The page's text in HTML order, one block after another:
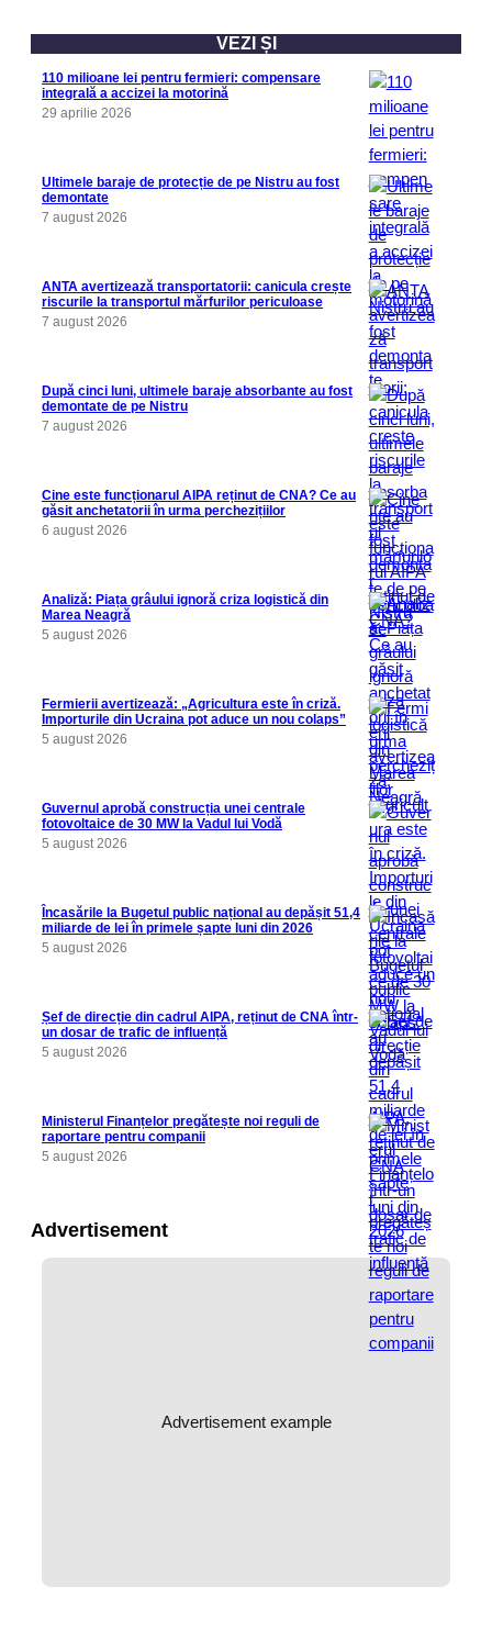
VEZI ȘI
110 milioane lei pentru fermieri: compensare
integrală a accizei la motorină
29 aprilie 2026
Ultimele baraje de protecție de pe Nistru au fost
demontate
7 august 2026
ANTA avertizează transportatorii: canicula crește
riscurile la transportul mărfurilor periculoase
7 august 2026
După cinci luni, ultimele baraje absorbante au fost
demontate de pe Nistru
7 august 2026
Cine este funcționarul AIPA reținut de CNA? Ce au
găsit anchetatorii în urma perchezițiilor
6 august 2026
Analiză: Piața grâului ignoră criza logistică din
Marea Neagră
5 august 2026
Fermierii avertizează: „Agricultura este în criză.
Importurile din Ucraina pot aduce un nou colaps”
5 august 2026
Guvernul aprobă construcția unei centrale
fotovoltaice de 30 MW la Vadul lui Vodă
5 august 2026
Încasările la Bugetul public național au depășit 51,4
miliarde de lei în primele șapte luni din 2026
5 august 2026
Șef de direcție din cadrul AIPA, reținut de CNA într-
un dosar de trafic de influență
5 august 2026
Ministerul Finanțelor pregătește noi reguli de
raportare pentru companii
5 august 2026
Advertisement
Advertisement example